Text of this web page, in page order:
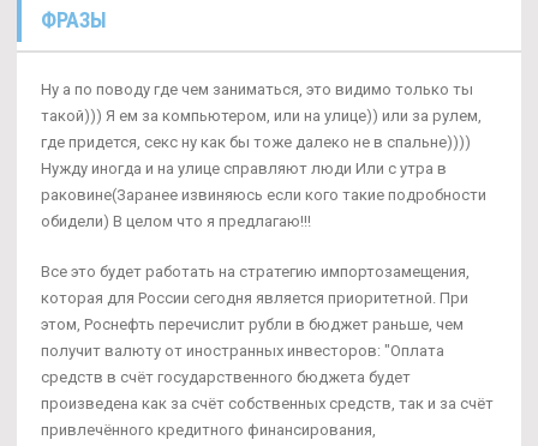
ФРАЗЫ
Ну а по поводу где чем заниматься, это видимо только ты
такой))) Я ем за компьютером, или на улице)) или за рулем,
где придется, секс ну как бы тоже далеко не в спальне))))
Нужду иногда и на улице справляют люди Или с утра в
раковине(Заранее извиняюсь если кого такие подробности
обидели) В целом что я предлагаю!!!
Все это будет работать на стратегию импортозамещения,
которая для России сегодня является приоритетной. При
этом, Роснефть перечислит рубли в бюджет раньше, чем
получит валюту от иностранных инвесторов: "Оплата
средств в счёт государственного бюджета будет
произведена как за счёт собственных средств, так и за счёт
привлечённого кредитного финансирования,